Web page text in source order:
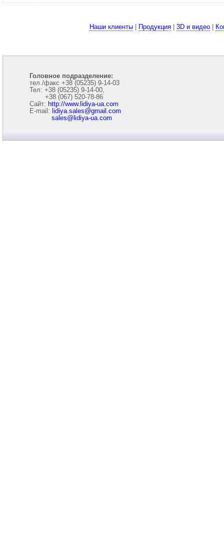
Наши клиенты| Продукция| 3D и видео|
Головное подразделение:
тел./факс +38 (05235) 9-14-03
Тел: +38 (05235) 9-14-00,
+38 (067) 520-78-86
Сайт: http://www.lidiya-ua.com
E-mail: lidiya.sales@gmail.com
sales@lidiya-ua.com